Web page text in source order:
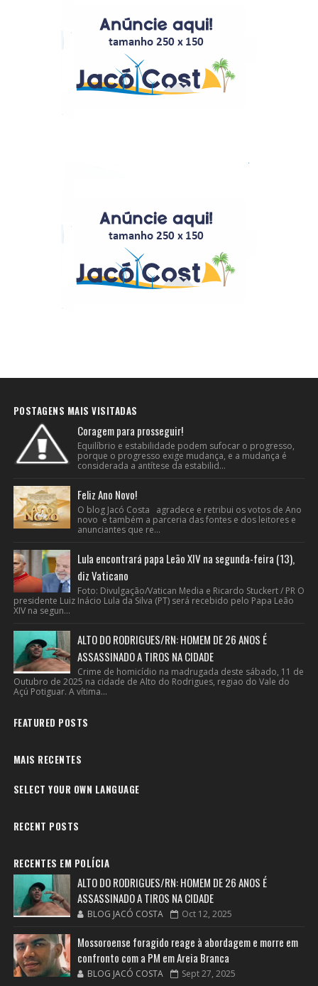
POSTAGENS MAIS VISITADAS
Coragem para prosseguir!
Equilíbrio e estabilidade podem sufocar o progresso,
porque o progresso exige mudança, e a mudança é
considerada a antítese da estabilid...
Feliz Ano Novo!
O blog Jacó Costa agradece e retribui os votos de Ano
novo e também a parceria das fontes e dos leitores e
anunciantes que re...
Lula encontrará papa Leão XIV na segunda-feira (13),
diz Vaticano
Foto: Divulgação/Vatican Media e Ricardo Stuckert / PR O
presidente Luiz Inácio Lula da Silva (PT) será recebido pelo Papa Leão
XIV na segun...
ALTO DO RODRIGUES/RN: HOMEM DE 26 ANOS É
ASSASSINADO A TIROS NA CIDADE
Crime de homicídio na madrugada deste sábado, 11 de
Outubro de 2025 na cidade de Alto do Rodrigues, regiao do Vale do
Açú Potiguar. A vítima...
FEATURED POSTS
MAIS RECENTES
SELECT YOUR OWN LANGUAGE
RECENT POSTS
RECENTES EM POLÍCIA
ALTO DO RODRIGUES/RN: HOMEM DE 26 ANOS É
ASSASSINADO A TIROS NA CIDADE
BLOG JACÓ COSTA Oct 12, 2025
Mossoroense foragido reage à abordagem e morre em
confronto com a PM em Areia Branca
BLOG JACÓ COSTA Sept 27, 2025